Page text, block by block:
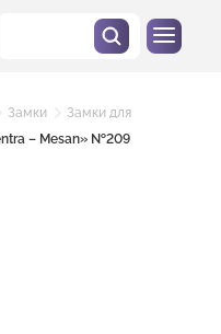
Замки
Замки для
– Mesan» №209